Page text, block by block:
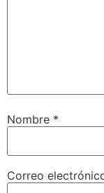
Nombre *
Correo